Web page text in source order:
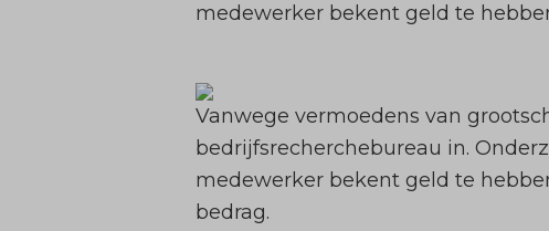
medewerker bekent geld te
Vanwege vermoedens van
bedrijfsrecherchebureau in.
medewerker bekent geld te
bedrag.